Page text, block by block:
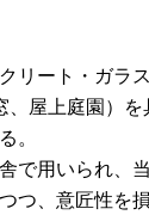
ート・ガラス
屋上庭園）を
。
で用いられ、
つ、意匠性を